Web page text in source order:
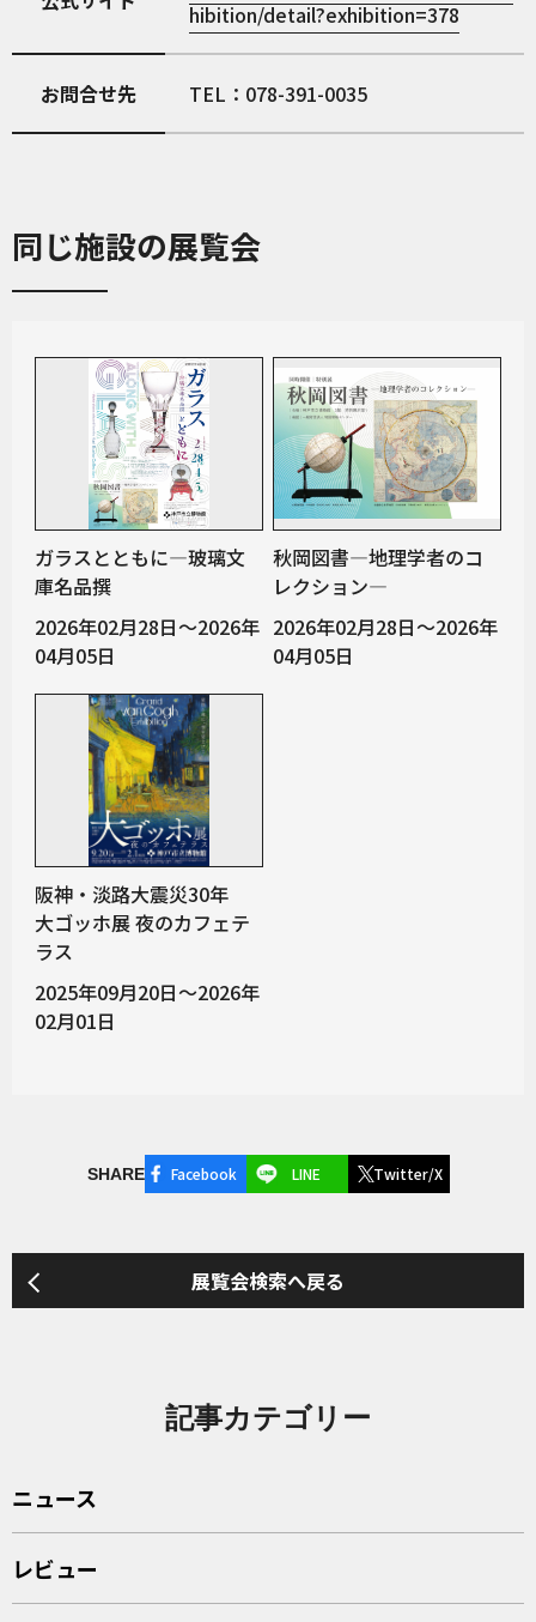
hibition/detail?exhibition=378
お問合せ先 TEL：078-391-0035
同じ施設の展覧会
ガラスとともに―玻璃文
庫名品撰
2026年02月28日～2026年
04月05日
秋岡図書―地理学者のコ
レクション―
2026年02月28日～2026年
04月05日
阪神・淡路大震災30年
大ゴッホ展 夜のカフェテ
ラス
2025年09月20日～2026年
02月01日
SHARE Facebook LINE Twitter/X
展覧会検索へ戻る
記事カテゴリー
ニュース
レビュー